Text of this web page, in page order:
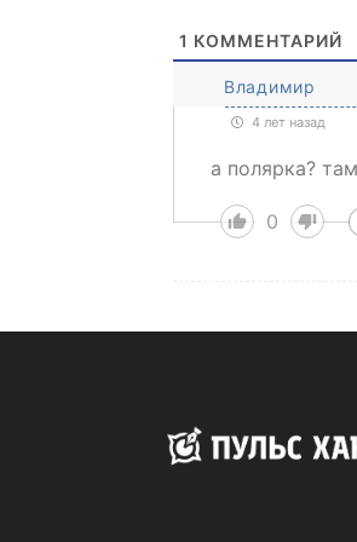
1 КОММЕНТАРИЙ
Владимир
4 лет назад
а полярка?
0